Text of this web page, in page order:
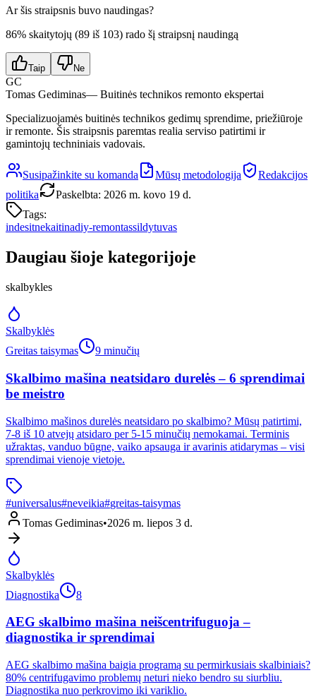
Ar šis straipsnis buvo naudingas?
86% skaitytojų (89 iš 103) rado šį straipsnį naudingą
Taip Ne
GC
Tomas Gediminas— Buitinės technikos remonto ekspertai
Specializuojamės buitinės technikos gedimų sprendime, priežiūroje
ir remonte. Šis straipsnis paremtas realia serviso patirtimi ir
gamintojų techniniais vadovais.
Susipažinkite su komanda Mūsų metodologija
Redakcijos
politika
Paskelbta: 2026 m. kovo 19 d.
Tags:
indesitnekaitinadiy-remontassildytuvas
Daugiau šioje kategorijoje
skalbykles
Skalbyklės
Greitas taisymas
9 minučių
Skalbimo mašina neatsidaro durelės – 6 sprendimai
be meistro
Skalbimo mašinos durelės neatsidaro po skalbimo? Mūsų patirtimi,
7-8 iš 10 atvejų atsidaro per 5-15 minučių nemokamai. Terminis
užraktas, vanduo būgne, vaiko apsauga ir avarinis atidarymas – visi
sprendimai vienoje vietoje.
#universalus#neveikia#greitas-taisymas
Tomas Gediminas•2026 m. liepos 3 d.
Skalbyklės
Diagnostika
8
AEG skalbimo mašina neišcentrifuguoja –
diagnostika ir sprendimai
AEG skalbimo mašina baigia programą su permirkusiais skalbiniais?
80% centrifugavimo problemų neturi nieko bendro su siurbliu.
Diagnostika nuo perkrovimo iki variklio.